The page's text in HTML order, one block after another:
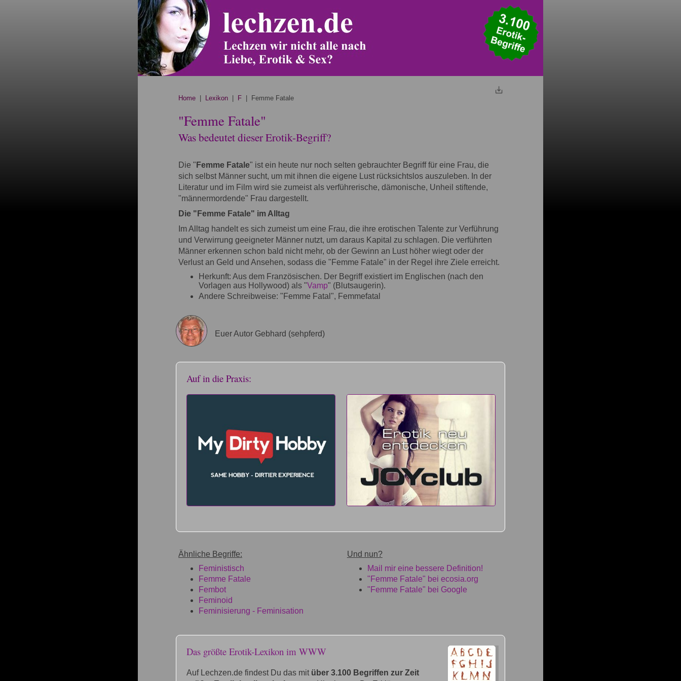
Home Lexikon F | Femme Fatale
"Femme Fatale"
Was bedeutet dieser Erotik-Begriff?
Die " Femme Fatale" ist ein heute nur noch selten gebrauchter Begriff für eine Frau, die
sich selbst Männer sucht, um mit ihnen die eigene Lust rücksichtslos auszuleben. In der
Literatur und im Film wird sie zumeist als verführerische, dämonische, Unheil stiftende,
"männermordende" Frau dargestellt.
Die "Femme Fatale" im Alltag
Im Alltag handelt es sich zumeist um eine Frau, die ihre erotischen Talente zur Verführung
und Verwirrung geeigneter Männer nutzt, um daraus Kapital zu schlagen. Die verführten
Männer erkennen schon bald nicht mehr, ob der Gewinn an Lust höher wiegt oder der
Verlust an Geld und Ansehen, sodass die "Femme Fatale" in der Regel ihre Ziele erreicht.
Herkunft: Aus dem Französischen. Der Begriff existiert im Englischen (nach den
Vorlagen aus Hollywood) als "Vamp" (Blutsaugerin).
Andere Schreibweise: "Femme Fatal", Femmefatal
Euer Autor Gebhard (sehpferd)
Auf in die Praxis:
Ähnliche Begriffe:
Feministisch
Femme Fatale
Fembot
Feminoid
Feminisierung - Feminisation
Und nun?
Mail mir eine bessere Definition!
"Femme Fatale" bei ecosia.org
"Femme Fatale" bei Google
Das größte Erotik-Lexikon im WWW
Auf Lechzen.de findest Du das mit über 3.100 Begriffen zur Zeit